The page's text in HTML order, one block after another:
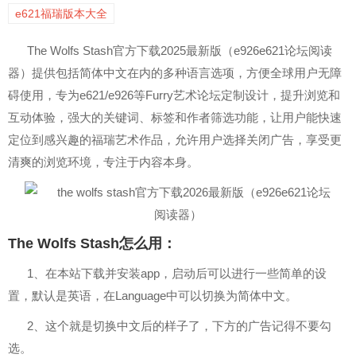
e621福瑞版本大全
The Wolfs Stash官方下载2025最新版（e926e621论坛阅读
器）提供包括简体中文在内的多种语言选项，方便全球用户无障
碍使用，专为e621/e926等Furry艺术论坛定制设计，提升浏览和
互动体验，强大的关键词、标签和作者筛选功能，让用户能快速
定位到感兴趣的福瑞艺术作品，允许用户选择关闭广告，享受更
清爽的浏览环境，专注于内容本身。
The Wolfs Stash怎么用：
1、在本站下载并安装app，启动后可以进行一些简单的设
置，默认是英语，在Language中可以切换为简体中文。
2、这个就是切换中文后的样子了，下方的广告记得不要勾
选。